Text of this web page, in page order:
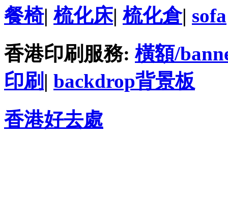
餐椅|梳化床|梳化倉| sofa
香港印刷服務: 橫額/
印刷 | backdrop背景板
香港好去處